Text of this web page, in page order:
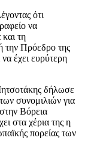
ότι
να
τη
την Πρόεδρο της
έχει ευρύτερη
δήλωσε
συνομιλιών για
Βόρεια
στα χέρια της η
πορείας των